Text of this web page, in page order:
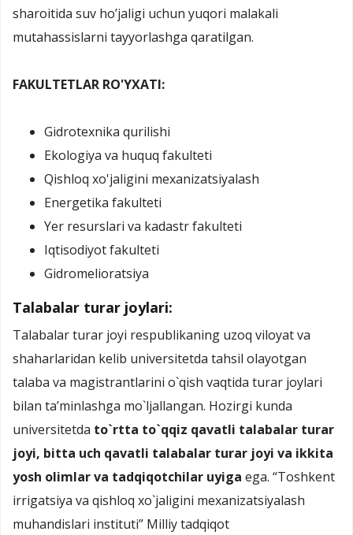
sharoitida suv ho’jaligi uchun yuqori malakali
mutahassislarni tayyorlashga qaratilgan.
FAKULTETLAR RO'YXATI:
Gidrotexnika qurilishi
Ekologiya va huquq fakulteti
Qishloq xo'jaligini mexanizatsiyalash
Energetika fakulteti
Yer resurslari va kadastr fakulteti
Iqtisodiyot fakulteti
Gidromelioratsiya
Talabalar turar joylari:
Talabalar turar joyi respublikaning uzoq viloyat va
shaharlaridan kelib universitetda tahsil olayotgan
talaba va magistrantlarini o`qish vaqtida turar joylari
bilan ta’minlashga mo`ljallangan. Hozirgi kunda
universitetda to`rtta to`qqiz qavatli talabalar turar
joyi, bitta uch qavatli talabalar turar joyi va ikkita
yosh olimlar va tadqiqotchilar uyiga ega. “Toshkent
irrigatsiya va qishloq xo`jaligini mexanizatsiyalash
muhandislari instituti” Milliy tadqiqot